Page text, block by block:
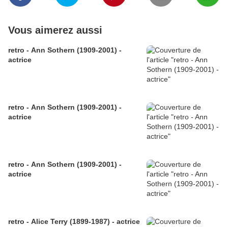
Vous aimerez aussi
retro - Ann Sothern (1909-2001) -
actrice
retro - Ann Sothern (1909-2001) -
actrice
retro - Ann Sothern (1909-2001) -
actrice
retro - Alice Terry (1899-1987) - actrice